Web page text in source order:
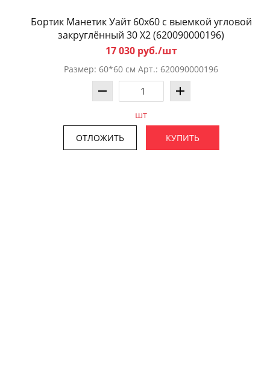
Бортик Манетик Уайт 60x60 с выемкой угловой
закруглённый 30 X2 (620090000196)
17 030 руб./шт
Размер: 60*60 см Арт.: 620090000196
шт
ОТЛОЖИТЬ КУПИТЬ